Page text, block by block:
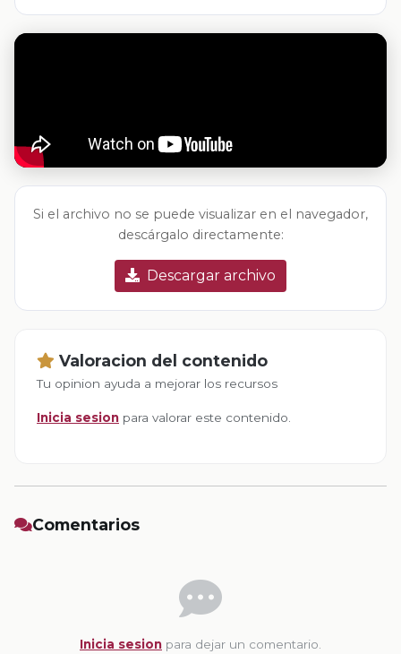
Si el archivo no se puede visualizar en el navegador,
descárgalo directamente:
Descargar archivo
Valoracion del contenido
Tu opinion ayuda a mejorar los recursos
Inicia sesion para valorar este contenido.
Comentarios
Inicia sesion para dejar un comentario.